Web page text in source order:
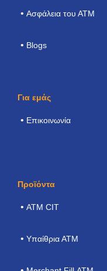
Ασφάλεια του ΑΤΜ
Blogs
Για εμάς
Επικοινωνία
Προϊόντα
ΑΤΜ CIT
Υπαίθρια ΑΤΜ